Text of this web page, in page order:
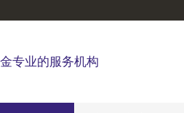
专业的服务机构